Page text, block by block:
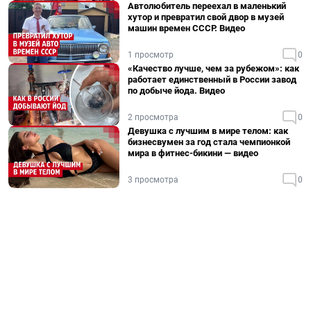
Автолюбитель переехал в маленький
хутор и превратил свой двор в музей
машин времен СССР. Видео
1 просмотр 0
«Качество лучше, чем за рубежом»: как
работает единственный в России завод
по добыче йода. Видео
2 просмотра 0
Девушка с лучшим в мире телом: как
бизнесвумен за год стала чемпионкой
мира в фитнес-бикини — видео
3 просмотра 0